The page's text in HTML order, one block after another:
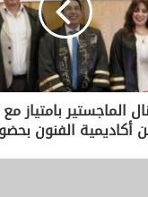
الماجستير بامتياز
أكاديمية الفنون